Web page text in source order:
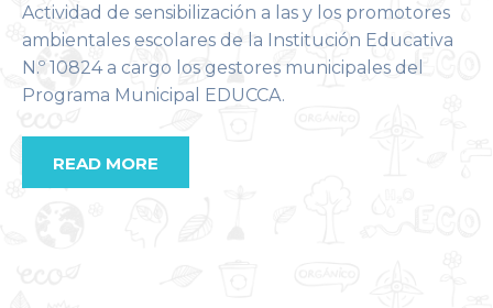
Actividad de sensibilización a las y los promotores
ambientales escolares de la Institución Educativa
N.º 10824 a cargo los gestores municipales del
Programa Municipal EDUCCA.
READ MORE